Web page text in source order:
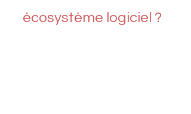
écosystème logiciel ?